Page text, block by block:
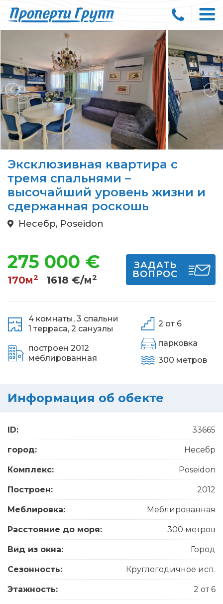
Эксклюзивная квартира с
тремя спальнями –
высочайший уровень жизни и
сдержанная роскошь
Несебр, Poseidon
275 000 €
170м2 1618 €/м2
ЗАДАТЬ
ВОПРОС
4 комнаты, 3 спальни
1 терраса, 2 санузлы
построен 2012
меблированная
2 от 6
парковка
300 метров
Информация об обекте
ID: 33665
город: Несебр
Комплекс: Poseidon
Построен: 2012
Меблировка: Меблированная
Расстояние до моря: 300 метров
Вид из окна: Город
Сезонность: Круглогодичное исп.
Этажность: 2 от 6